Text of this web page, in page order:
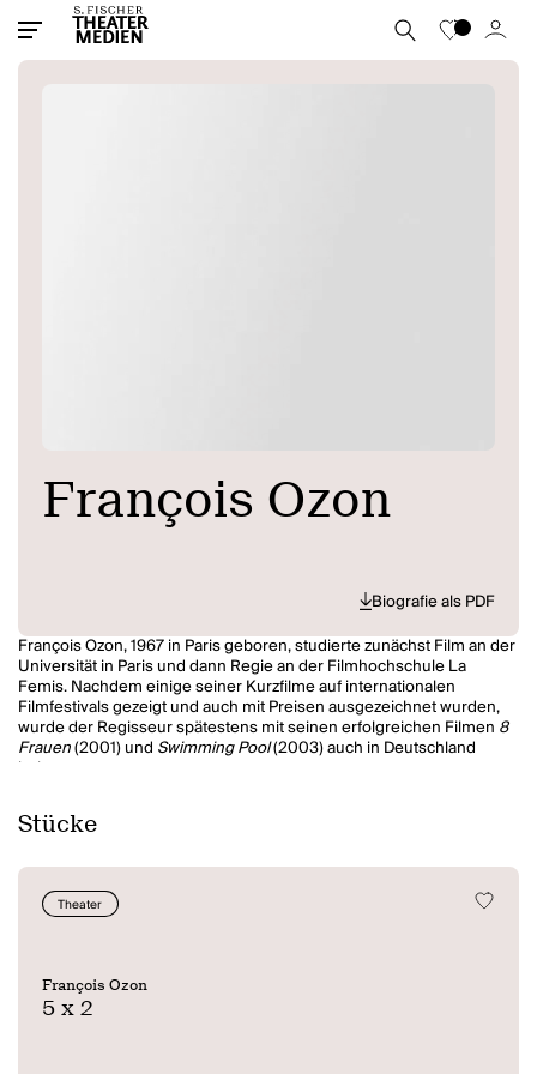
François Ozon
Biografie als PDF
François Ozon, 1967 in Paris geboren, studierte zunächst Film an der
Universität in Paris und dann Regie an der Filmhochschule La
Femis. Nachdem einige seiner Kurzfilme auf internationalen
Filmfestivals gezeigt und auch mit Preisen ausgezeichnet wurden,
wurde der Regisseur spätestens mit seinen erfolgreichen Filmen 8
Frauen(2001) und Swimming Pool(2003) auch in Deutschland
bekannt.
Stücke
Theater
François Ozon
5 x 2